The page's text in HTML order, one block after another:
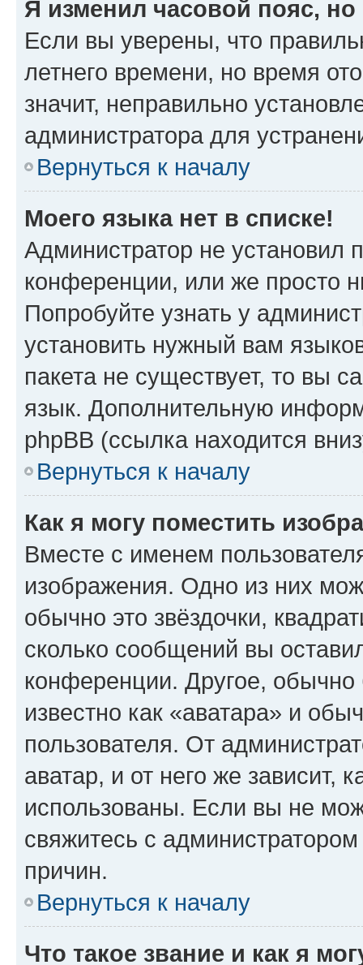
Я изменил часовой пояс,
Если вы уверены, что
летнего времени, но время
значит, неправильно
администратора для
Вернуться к началу
Моего языка нет в списке!
Администратор не установил
конференции, или же просто
Попробуйте узнать у
установить нужный вам
пакета не существует, то вы
язык. Дополнительную
phpBB (ссылка находится
Вернуться к началу
Как я могу поместить
Вместе с именем
изображения. Одно из них
обычно это звёздочки,
сколько сообщений вы
конференции. Другое,
известно как «аватара» и
пользователя. От
аватар, и от него же зависит,
использованы. Если вы не
свяжитесь с
причин.
Вернуться к началу
Что такое звание и как я